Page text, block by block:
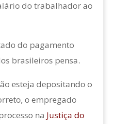
do trabalhador ao
do pagamento
brasileiros pensa.
esteja depositando o
o empregado
na Justiça do